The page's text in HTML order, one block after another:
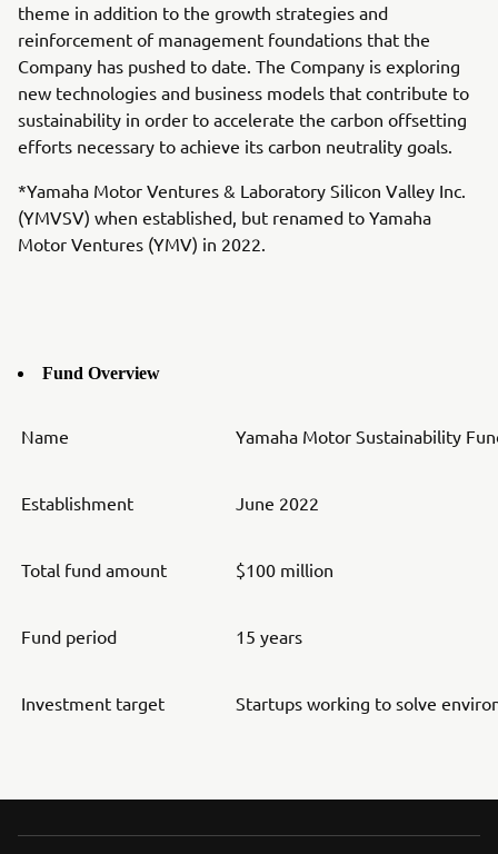
theme in addition to the growth strategies and
reinforcement of management foundations that the
Company has pushed to date. The Company is exploring
new technologies and business models that contribute to
sustainability in order to accelerate the carbon offsetting
efforts necessary to achieve its carbon neutrality goals.
*Yamaha Motor Ventures & Laboratory Silicon Valley Inc.
(YMVSV) when established, but renamed to Yamaha
Motor Ventures (YMV) in 2022.
Fund Overview
Name Yamaha Motor Sustainability
Establishment June 2022
Total fund amount $100 million
Fund period 15 years
Investment target Startups working to solve